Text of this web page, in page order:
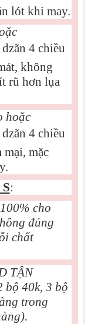
lót khi may.
4 chiều
không
rũ hơn lụa
hoặc
4 chiều
mại, mặc
:
cho
đúng
chất
TẬN
bộ 40k, 3 bộ
trong